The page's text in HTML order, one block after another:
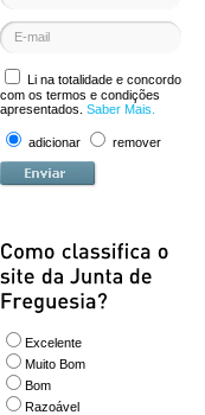
Li na totalidade e concordo
com os termos e condições
apresentados. Saber Mais.
adicionar remover
Excelente
Muito Bom
Bom
Razoável